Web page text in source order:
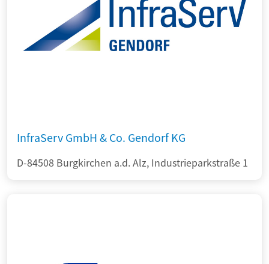
InfraServ GmbH & Co. Gendorf KG
D-84508 Burgkirchen a.d. Alz, Industrieparkstraße 1